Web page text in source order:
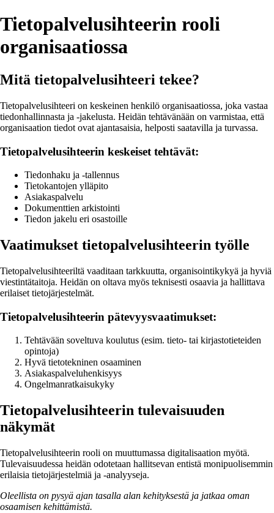
Tietopalvelusihteerin rooli
organisaatiossa
Mitä tietopalvelusihteeri tekee?
Tietopalvelusihteeri on keskeinen henkilö organisaatiossa, joka vastaa
tiedonhallinnasta ja -jakelusta. Heidän tehtävänään on varmistaa, että
organisaation tiedot ovat ajantasaisia, helposti saatavilla ja turvassa.
Tietopalvelusihteerin keskeiset tehtävät:
Tiedonhaku ja -tallennus
Tietokantojen ylläpito
Asiakaspalvelu
Dokumenttien arkistointi
Tiedon jakelu eri osastoille
Vaatimukset tietopalvelusihteerin työlle
Tietopalvelusihteeriltä vaaditaan tarkkuutta, organisointikykyä ja hyviä
viestintätaitoja. Heidän on oltava myös teknisesti osaavia ja hallittava
erilaiset tietojärjestelmät.
Tietopalvelusihteerin pätevyysvaatimukset:
Tehtävään soveltuva koulutus (esim. tieto- tai kirjastotieteiden
opintoja)
Hyvä tietotekninen osaaminen
Asiakaspalveluhenkisyys
Ongelmanratkaisukyky
Tietopalvelusihteerin tulevaisuuden
näkymät
Tietopalvelusihteerin rooli on muuttumassa digitalisaation myötä.
Tulevaisuudessa heidän odotetaan hallitsevan entistä monipuolisemmin
erilaisia tietojärjestelmiä ja -analyyseja.
Oleellista on pysyä ajan tasalla alan kehityksestä ja jatkaa oman
osaamisen kehittämistä.